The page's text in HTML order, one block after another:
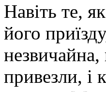
Навіть те,
його
привезли, і